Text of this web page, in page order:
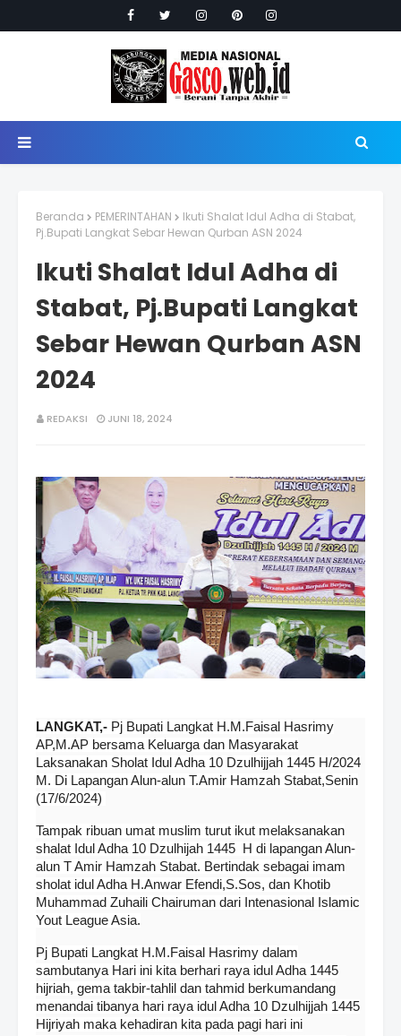
Beranda PEMERINTAHAN
Ikuti Shalat Idul Adha di Stabat,
Pj.Bupati Langkat Sebar Hewan Qurban ASN 2024
Ikuti Shalat Idul Adha di
Stabat, Pj.Bupati Langkat
Sebar Hewan Qurban ASN
2024
REDAKSI JUNI 18, 2024
LANGKAT,- Pj Bupati Langkat H.M.Faisal Hasrimy
AP,M.AP bersama Keluarga dan Masyarakat
Laksanakan Sholat Idul Adha 10 Dzulhijjah 1445 H/2024
M. Di Lapangan Alun-alun T.Amir Hamzah Stabat,Senin
(17/6/2024)
Tampak ribuan umat muslim turut ikut melaksanakan
shalat Idul Adha 10 Dzulhijah 1445 H di lapangan Alun-
alun T Amir Hamzah Stabat. Bertindak sebagai imam
sholat idul Adha H.Anwar Efendi,S.Sos, dan Khotib
Muhammad Zuhaili Chairuman dari Intenasional Islamic
Yout League Asia.
Pj Bupati Langkat H.M.Faisal Hasrimy dalam
sambutanya Hari ini kita berhari raya idul Adha 1445
hijriah, gema takbir-tahlil dan tahmid berkumandang
menandai tibanya hari raya idul Adha 10 Dzulhijjah 1445
Hijriyah maka kehadiran kita pada pagi hari ini